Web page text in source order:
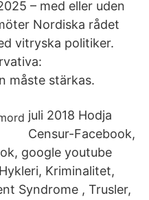
– med eller uden
Nordiska rådet
vitryska politiker.
måste stärkas.
juli 2018 Hodja
Censur-Facebook,
google youtube
Kriminalitet,
Syndrome , Trusler,